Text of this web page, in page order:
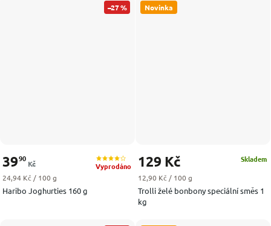
–27 %
Haribo Joghurties 160 g
Vyprodáno
3990
Kč
Měrná cena:
24,94 Kč / 100 g
Novinka
Trolli želé bonbony speciální směs 1
kg
Skladem
129 Kč
Měrná cena:
12,90 Kč / 100 g